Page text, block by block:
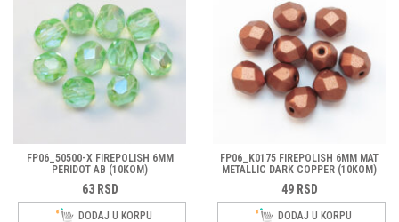
FP06_50500-X FIREPOLISH 6MM
PERIDOT AB (10KOM)
63 RSD
DODAJ U KORPU
FP06_K0175 FIREPOLISH 6MM MAT
METALLIC DARK COPPER (10KOM)
49 RSD
DODAJ U KORPU